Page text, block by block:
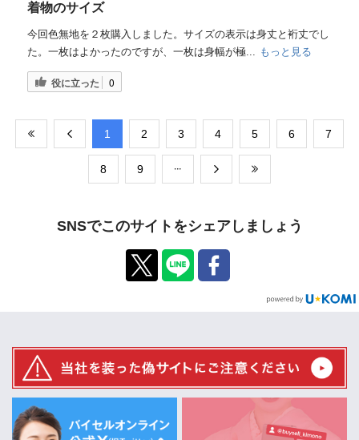
着物のサイズ
今回色無地を２枚購入しました。サイズの表示は身丈と裄丈でし
た。一枚はよかったのですが、一枚は身幅が極... もっと見る
役に立った 0
​1 ​2 ​3 ​4 ​5 ​6 ​7
​8 ​9
SNSでこのサイトをシェアしましょう